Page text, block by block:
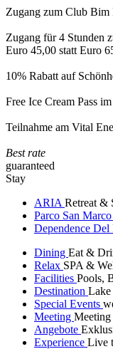
Zugang zum Club
Zugang für 4 Stunden
Euro 45,00 statt Euro
10% Rabatt auf
Free Ice Cream Pass
Teilnahme am Vital
Best rate
guaranteed
Stay
ARIA Retreat &
Parco San Marco
Dependence Del
Dining Eat &
Relax SPA &
Facilities Pools,
Destination Lake
Special Events
Meeting
Angebote
Experience Live